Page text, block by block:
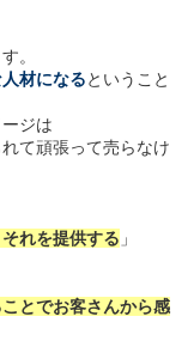
。
材になるということ
ジは
て頑張って売らなけ
れを提供する 」
とでお客さんから感